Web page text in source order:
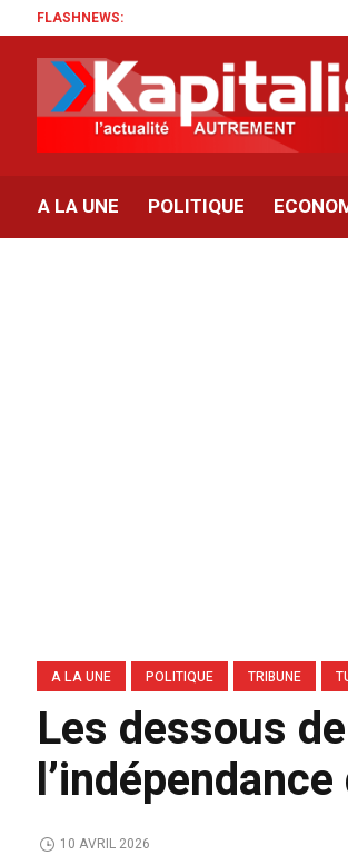
FLASHNEWS:
A LA UNE POLITIQUE
A LA UNE POLITIQUE TRIBUNE
Les dessous
10 AVRIL 2026